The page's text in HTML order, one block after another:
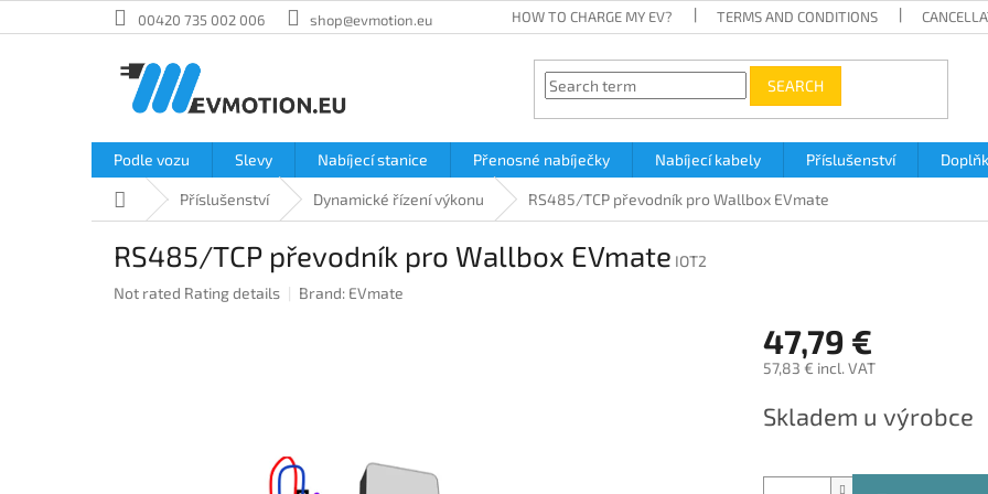
to
00420 735 002 006 shop@evmotion.eu HOW TO CHARGE MY EV? TERMS AND CONDITIONS
SEARCH
Podle vozu Slevy Nabíjecí stanice Přenosné nabíječky Nabíjecí kabely Příslušenství
Home Příslušenství Dynamické řízení výkonu RS485/TCP převodník pro Wallbox EVmate
RS485/TCP převodník pro Wallbox EVmate IOT2
The
Not rated Rating details Brand: EVmate
47,79 €
57,83 € incl. VAT
price:
Skladem u výrobce